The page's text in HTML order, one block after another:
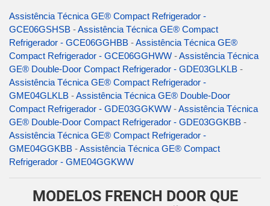
Assistência Técnica GE® Compact Refrigerador -
GCE06GSHSB -Assistência Técnica GE® Compact
Refrigerador - GCE06GGHBB -Assistência Técnica GE®
Compact Refrigerador - GCE06GGHWW -Assistência Técnica
GE® Double-Door Compact Refrigerador - GDE03GLKLB -
Assistência Técnica GE® Compact Refrigerador -
GME04GLKLB -Assistência Técnica GE® Double-Door
Compact Refrigerador - GDE03GGKWW -Assistência Técnica
GE® Double-Door Compact Refrigerador - GDE03GGKBB -
Assistência Técnica GE® Compact Refrigerador -
GME04GGKBB -Assistência Técnica GE® Compact
Refrigerador - GME04GGKWW
MODELOS FRENCH DOOR QUE